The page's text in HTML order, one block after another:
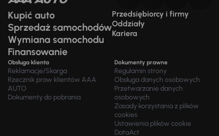
Kupić auto
Sprzedaż samochodów
Wymiana samochodu
Finansowanie
Przedsiębiorcy i firmy
Oddziały
Kariera
Obsługa klienta
Reklamacje/Skarga
Rzecznik praw klientów AAA
AUTO
Dokumenty do pobrania
Dokumenty prawne
Regulamin strony
Obsługa danych osobowych
Przetwarzanie danych
osobowych
Zasady korzystania z plików
cookies
Ustawienia plików cookie
DataAct